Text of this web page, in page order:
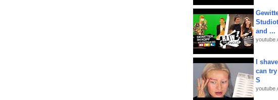
and ...
I
can try
S